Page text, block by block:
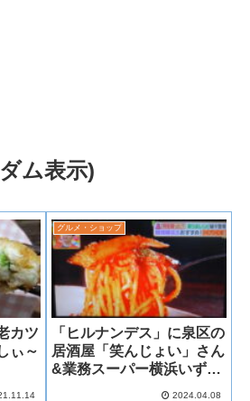
ム表示)
カツ
ぃ～
グルメ・ショップ
「ヒルナンデス」に泉区の
居酒屋「笑んじょい」さん
&業務スーパー横浜いずみ
2024.04.08